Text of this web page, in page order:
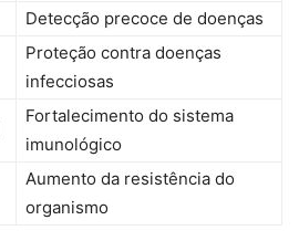
Detecção precoce de doenças
Proteção contra doenças
infecciosas
Fortalecimento do sistema
imunológico
Aumento da resistência do
organismo